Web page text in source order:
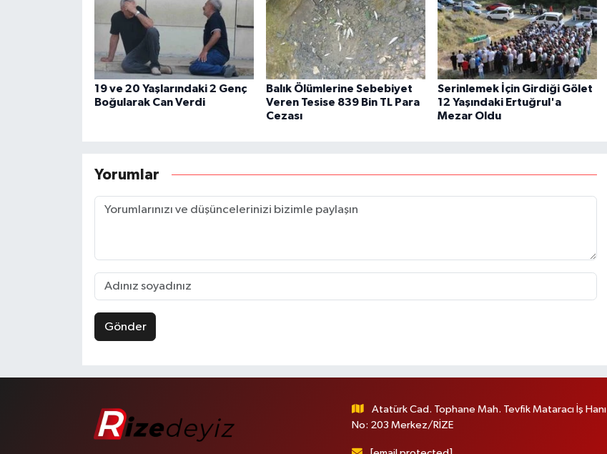
19 ve 20 Yaşlarındaki 2 Genç
Boğularak Can Verdi
Balık Ölümlerine Sebebiyet
Veren Tesise 839 Bin TL Para
Cezası
Serinlemek İçin Girdiği Gölet
12 Yaşındaki Ertuğrul'a
Mezar Oldu
Yorumlar
Gönder
Atatürk Cad. Tophane Mah. Tevfik Mataracı İş Hanı
No: 203 Merkez/RİZE